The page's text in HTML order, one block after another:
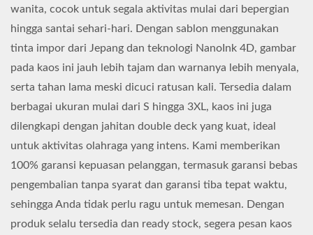
wanita, cocok untuk segala aktivitas mulai dari bepergian
hingga santai sehari-hari. Dengan sablon menggunakan
tinta impor dari Jepang dan teknologi NanoInk 4D, gambar
pada kaos ini jauh lebih tajam dan warnanya lebih menyala,
serta tahan lama meski dicuci ratusan kali. Tersedia dalam
berbagai ukuran mulai dari S hingga 3XL, kaos ini juga
dilengkapi dengan jahitan double deck yang kuat, ideal
untuk aktivitas olahraga yang intens. Kami memberikan
100% garansi kepuasan pelanggan, termasuk garansi bebas
pengembalian tanpa syarat dan garansi tiba tepat waktu,
sehingga Anda tidak perlu ragu untuk memesan. Dengan
produk selalu tersedia dan ready stock, segera pesan kaos